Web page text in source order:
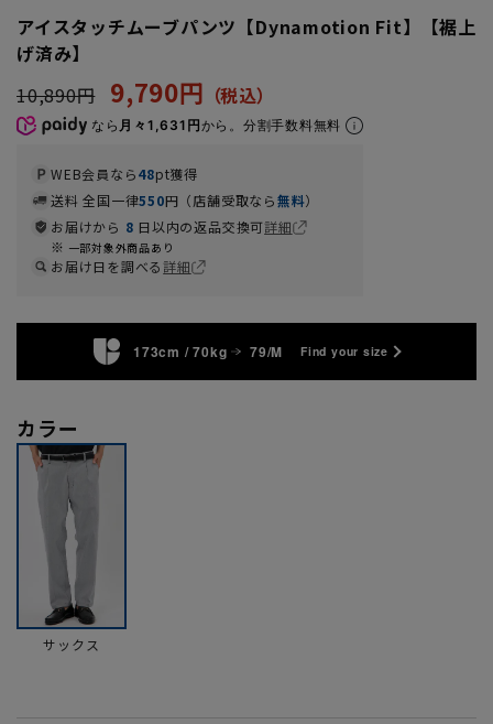
アイスタッチムーブパンツ【Dynamotion Fit】【裾上
げ済み】
10,890円
9,790円
なら 月々1,631円から。分割手数料無料
WEB会員なら48pt獲得
送料 全国一律550円（店舗受取なら無料）
お届けから 8 日以内の返品交換可詳細
一部対象外商品あり
お届け日を調べる詳細
173cm / 70kg 79/M Find your size
カラー
サックス